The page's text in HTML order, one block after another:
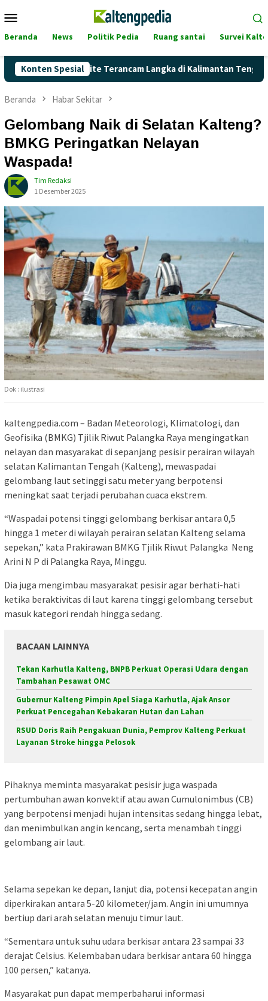
ke
Mobile
Beranda News Politik Pedia Ruang santai Survei
Konten Spesial
Pertalite Terancam Langka di Kalimantan Tengah?
Beranda Habar Sekitar
Gelombang Naik di Selatan Kalteng?
BMKG Peringatkan Nelayan
Waspada!
Tim Redaksi
1 Desember 2025
Dok : ilustrasi
kaltengpedia.com – Badan Meteorologi, Klimatologi, dan
Geofisika (BMKG) Tjilik Riwut Palangka Raya mengingatkan
nelayan dan masyarakat di sepanjang pesisir perairan wilayah
selatan Kalimantan Tengah (Kalteng), mewaspadai
gelombang laut setinggi satu meter yang berpotensi
meningkat saat terjadi perubahan cuaca ekstrem.
“Waspadai potensi tinggi gelombang berkisar antara 0,5
hingga 1 meter di wilayah perairan selatan Kalteng selama
sepekan,” kata Prakirawan BMKG Tjilik Riwut Palangka Neng
Arini N P di Palangka Raya, Minggu.
Dia juga mengimbau masyarakat pesisir agar berhati-hati
ketika beraktivitas di laut karena tinggi gelombang tersebut
masuk kategori rendah hingga sedang.
BACAAN LAINNYA
Tekan Karhutla Kalteng, BNPB Perkuat Operasi Udara dengan
Tambahan Pesawat OMC
Gubernur Kalteng Pimpin Apel Siaga Karhutla, Ajak Ansor
Perkuat Pencegahan Kebakaran Hutan dan Lahan
RSUD Doris Raih Pengakuan Dunia, Pemprov Kalteng Perkuat
Layanan Stroke hingga Pelosok
Pihaknya meminta masyarakat pesisir juga waspada
pertumbuhan awan konvektif atau awan Cumulonimbus (CB)
yang berpotensi menjadi hujan intensitas sedang hingga lebat,
dan menimbulkan angin kencang, serta menambah tinggi
gelombang air laut.
Selama sepekan ke depan, lanjut dia, potensi kecepatan angin
diperkirakan antara 5-20 kilometer/jam. Angin ini umumnya
bertiup dari arah selatan menuju timur laut.
“Sementara untuk suhu udara berkisar antara 23 sampai 33
derajat Celsius. Kelembaban udara berkisar antara 60 hingga
100 persen,” katanya.
Masyarakat pun dapat memperbaharui informasi